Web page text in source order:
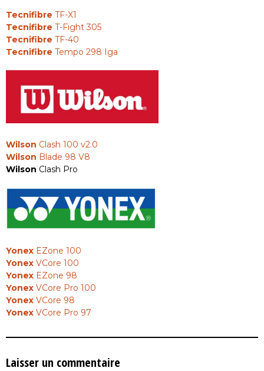
Tecnifibre TF-X1
Tecnifibre T-Fight 305
Tecnifibre TF-40
Tecnifibre Tempo 298 Iga
Wilson Clash 100 v2.0
Wilson Blade 98 V8
Wilson Clash Pro
Yonex EZone 100
Yonex VCore 100
Yonex EZone 98
Yonex VCore Pro 100
Yonex VCore 98
Yonex VCore Pro 97
Laisser un commentaire